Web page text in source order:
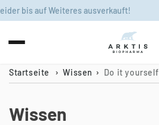
Zum Inhalt
springen
auf Weiteres ausverkauft!
Startseite Wissen Do it yourself
Wissen